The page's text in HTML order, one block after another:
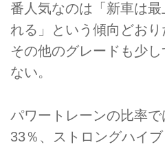
番人気なのは「新車は
れる」という傾向どおり
その他のグレードも少
ない。
パワートレーンの比率
33％、ストロングハイブ